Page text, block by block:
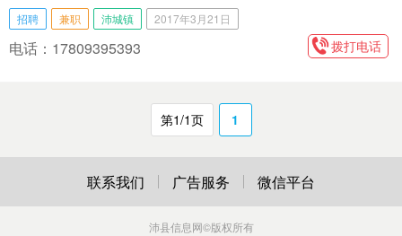
招聘 兼职 沛城镇 2017年3月21日
电话：17809395393 拨打电话
第1/1页 1
联系我们 广告服务 微信平台
沛县信息网©版权所有